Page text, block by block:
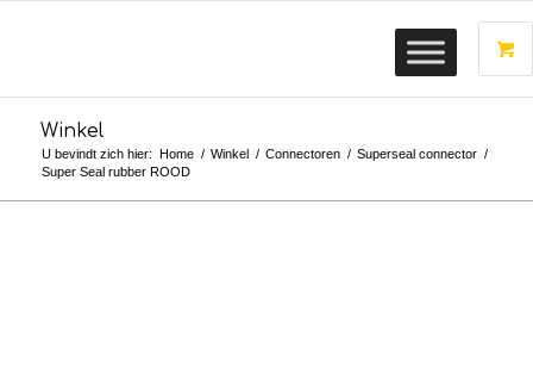
Winkel
U bevindt zich hier: Home / Winkel / Connectoren / Superseal connector /
Super Seal rubber ROOD